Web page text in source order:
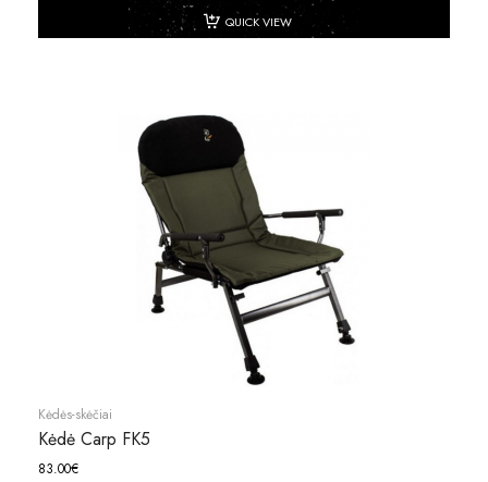
QUICK VIEW
Kėdės-skėčiai
Kėdė Carp FK5
83.00€